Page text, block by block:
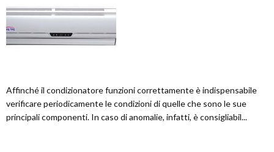
Affinché il condizionatore funzioni correttamente è indispensabile
verificare periodicamente le condizioni di quelle che sono le sue
principali componenti. In caso di anomalie, infatti, è consigliabil...